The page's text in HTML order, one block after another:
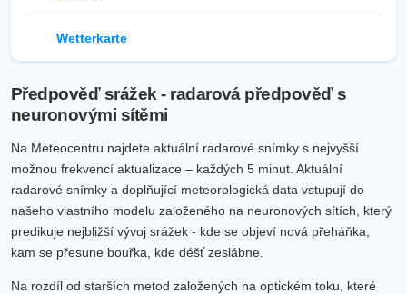
Wetterkarte
Předpověď srážek - radarová předpověď s
neuronovými sítěmi
Na Meteocentru najdete aktuální radarové snímky s nejvyšší
možnou frekvencí aktualizace – každých 5 minut. Aktuální
radarové snímky a doplňující meteorologická data vstupují do
našeho vlastního modelu založeného na neuronových sítích, který
predikuje nejbližší vývoj srážek - kde se objeví nová přeháňka,
kam se přesune bouřka, kde déšť zeslábne.
Na rozdíl od starších metod založených na optickém toku, které